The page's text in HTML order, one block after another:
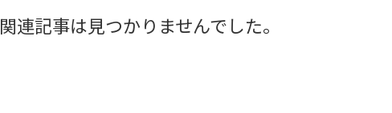
関連記事は見つかりませんでした。